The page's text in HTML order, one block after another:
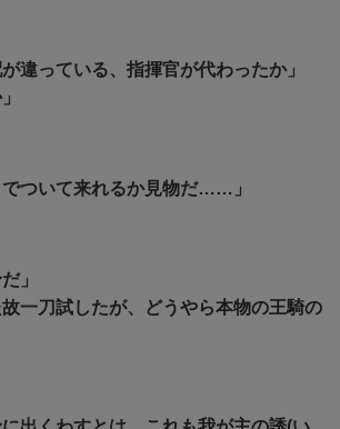
違っている、指揮官が代わったか」
ついて来れるか見物だ……」
」
故一刀試したが、どうやら本物の王騎の